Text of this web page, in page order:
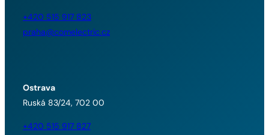
+420 515 917 823
praha@comelectric.cz
Ostrava
Ruská 83/24, 702 00
+420 515 917 827